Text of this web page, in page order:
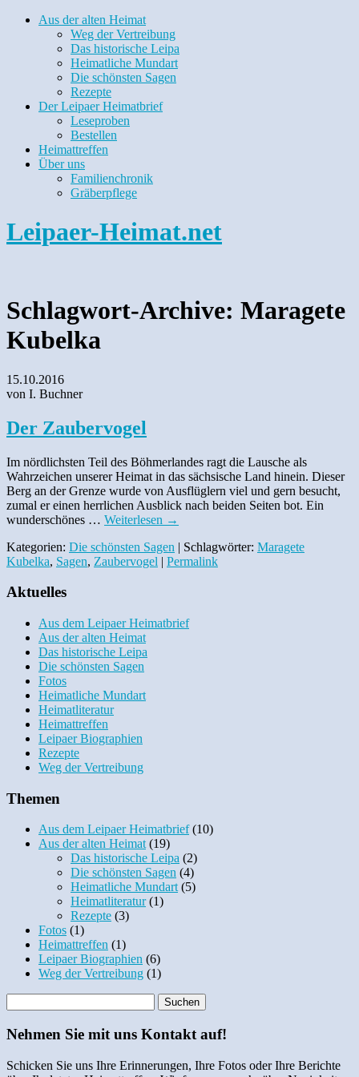
Aus der alten Heimat
Weg der Vertreibung
Das historische Leipa
Heimatliche Mundart
Die schönsten Sagen
Rezepte
Der Leipaer Heimatbrief
Leseproben
Bestellen
Heimattreffen
Über uns
Familienchronik
Gräberpflege
Leipaer-Heimat.net
Schlagwort-Archive: Maragete
Kubelka
15.10.2016
von I. Buchner
Der Zaubervogel
Im nördlichsten Teil des Böhmerlandes ragt die Lausche als
Wahrzeichen unserer Heimat in das sächsische Land hinein. Dieser
Berg an der Grenze wurde von Ausflüglern viel und gern besucht,
zumal er einen herrlichen Ausblick nach beiden Seiten bot. Ein
wunderschönes … Weiterlesen →
Kategorien: Die schönsten Sagen | Schlagwörter: Maragete
Kubelka, Sagen, Zaubervogel | Permalink
Aktuelles
Aus dem Leipaer Heimatbrief
Aus der alten Heimat
Das historische Leipa
Die schönsten Sagen
Fotos
Heimatliche Mundart
Heimatliteratur
Heimattreffen
Leipaer Biographien
Rezepte
Weg der Vertreibung
Themen
Aus dem Leipaer Heimatbrief(10)
Aus der alten Heimat(19)
Das historische Leipa (2)
Die schönsten Sagen (4)
Heimatliche Mundart(5)
Heimatliteratur(1)
Rezepte (3)
Fotos (1)
Heimattreffen (1)
Leipaer Biographien (6)
Weg der Vertreibung (1)
Nehmen Sie mit uns Kontakt auf!
Schicken Sie uns Ihre Erinnerungen, Ihre Fotos oder Ihre Berichte